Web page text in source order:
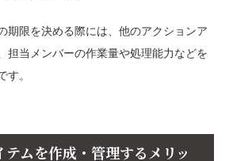
期限を決める際には、他のアクションア
担当メンバーの作業量や処理能力などを
す。
テムを作成・管理するメリッ